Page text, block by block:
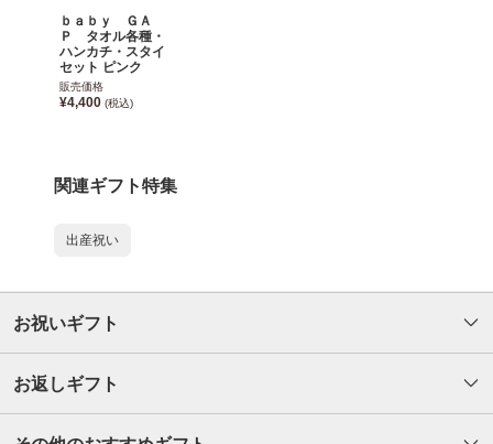
ｂａｂｙ ＧＡ
Ｐ タオル各種・
ハンカチ・スタイ
セット ピンク
販売価格
¥4,400 (税込)
関連ギフト特集
出産祝い
お祝いギフト
お返しギフト